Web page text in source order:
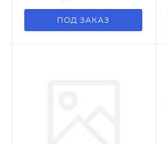
ПОД ЗАКАЗ